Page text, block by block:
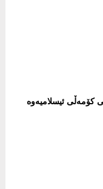
کۆمەڵی ئیسلامیەوە